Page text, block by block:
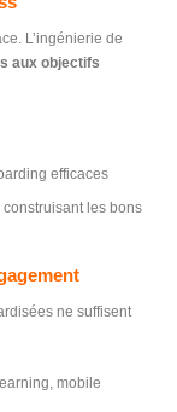
L’ingénierie de
aux objectifs
efficaces
les bons
ne suffisent
mobile